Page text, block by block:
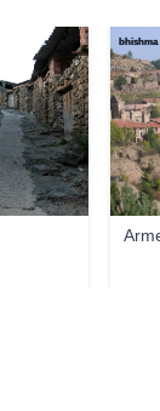
bhishma